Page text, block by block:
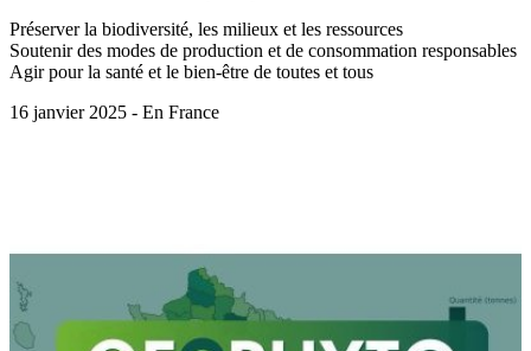
Préserver la biodiversité, les milieux et les ressources
Soutenir des modes de production et de consommation responsables
Agir pour la santé et le bien-être de toutes et tous
16 janvier 2025 - En France